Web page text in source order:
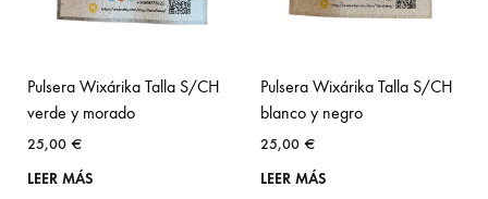
Pulsera Wixárika Talla S/CH
verde y morado
25,00 €
LEER MÁS
Pulsera Wixárika Talla S/CH
blanco y negro
25,00 €
LEER MÁS